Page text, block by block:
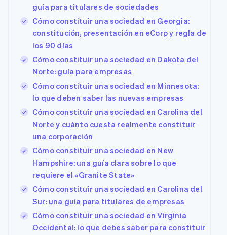
guía para titulares de sociedades
Cómo constituir una sociedad en Georgia:
constitución, presentación en eCorp y regla de
los 90 días
Cómo constituir una sociedad en Dakota del
Norte: guía para empresas
Cómo constituir una sociedad en Minnesota:
lo que deben saber las nuevas empresas
Cómo constituir una sociedad en Carolina del
Norte y cuánto cuesta realmente constituir
una corporación
Cómo constituir una sociedad en New
Hampshire: una guía clara sobre lo que
requiere el «Granite State»
Cómo constituir una sociedad en Carolina del
Sur: una guía para titulares de empresas
Cómo constituir una sociedad en Virginia
Occidental: lo que debes saber para constituir